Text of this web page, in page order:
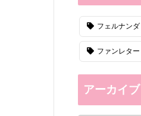
フェルナンダ
ファンレター
アーカイブ